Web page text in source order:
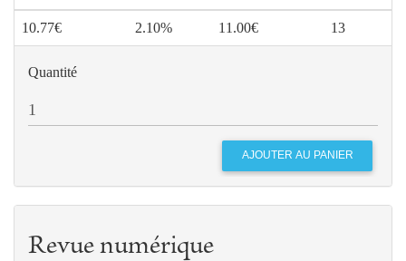
10.77€ 2.10% 11.00€ 13
Quantité
Revue numérique